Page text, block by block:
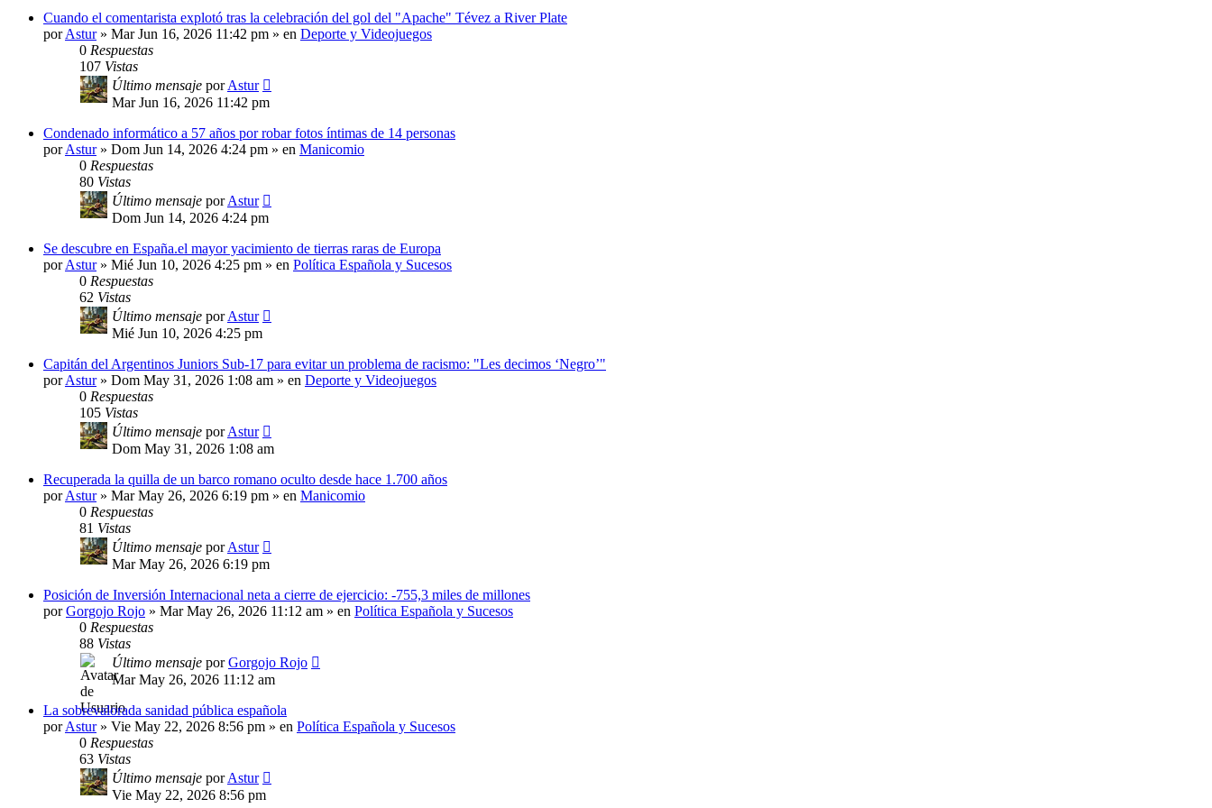
Cuando el comentarista explotó tras la celebración del gol del "Apache" Tévez a River Plate
porAstur» Mar Jun 16, 2026 11:42 pm » en Deporte y Videojuegos
0 Respuestas
107 Vistas
Último mensaje porAstur
Mar Jun 16, 2026 11:42 pm
Condenado informático a 57 años por robar fotos íntimas de 14 personas
porAstur» Dom Jun 14, 2026 4:24 pm » en Manicomio
0 Respuestas
80 Vistas
Último mensaje porAstur
Dom Jun 14, 2026 4:24 pm
Se descubre en España.el mayor yacimiento de tierras raras de Europa
porAstur» Mié Jun 10, 2026 4:25 pm » en Política Española y Sucesos
0 Respuestas
62 Vistas
Último mensaje porAstur
Mié Jun 10, 2026 4:25 pm
Capitán del Argentinos Juniors Sub-17 para evitar un problema de racismo: "Les decimos ‘Negro’"
porAstur» Dom May 31, 2026 1:08 am » en Deporte y Videojuegos
0 Respuestas
105 Vistas
Último mensaje porAstur
Dom May 31, 2026 1:08 am
Recuperada la quilla de un barco romano oculto desde hace 1.700 años
porAstur» Mar May 26, 2026 6:19 pm » en Manicomio
0 Respuestas
81 Vistas
Último mensaje porAstur
Mar May 26, 2026 6:19 pm
Posición de Inversión Internacional neta a cierre de ejercicio: -755,3 miles de millones
porGorgojo Rojo » Mar May 26, 2026 11:12 am » en Política Española y Sucesos
0 Respuestas
88 Vistas
Último mensaje porGorgojo Rojo
Mar May 26, 2026 11:12 am
La sobrevalorada sanidad pública española
porAstur» Vie May 22, 2026 8:56 pm » en Política Española y Sucesos
0 Respuestas
63 Vistas
Último mensaje porAstur
Vie May 22, 2026 8:56 pm